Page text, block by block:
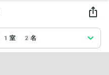
1室 2名